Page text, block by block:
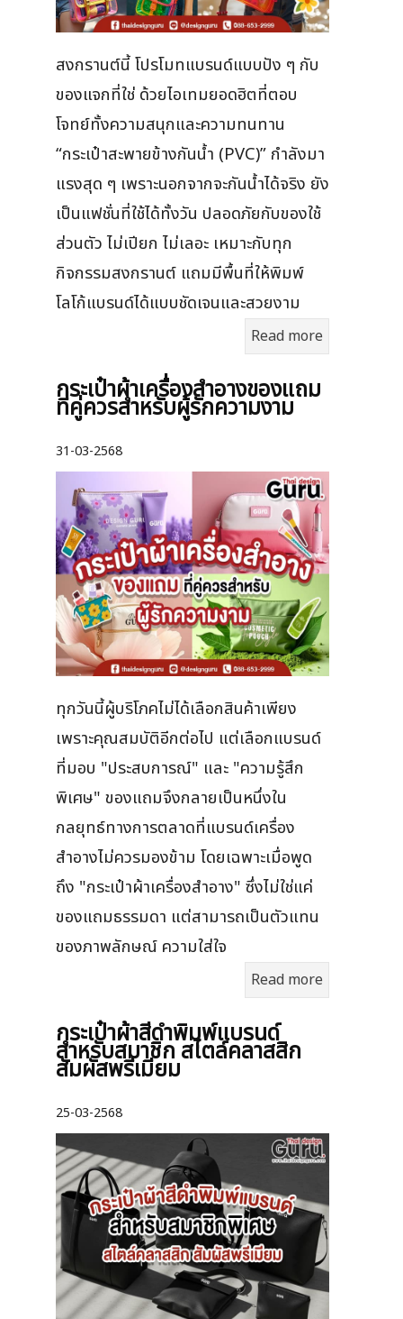
สงกรานต์นี้ โปรโมทแบรนด์แบบปัง ๆ กับ
ของแจกที่ใช่ ด้วยไอเทมยอดฮิตที่ตอบ
โจทย์ทั้งความสนุกและความทนทาน
“กระเป๋าสะพายข้างกันน้ำ (PVC)” กำลังมา
แรงสุด ๆ เพราะนอกจากจะกันน้ำได้จริง ยัง
เป็นแฟชั่นที่ใช้ได้ทั้งวัน ปลอดภัยกับของใช้
ส่วนตัว ไม่เปียก ไม่เลอะ เหมาะกับทุก
กิจกรรมสงกรานต์ แถมมีพื้นที่ให้พิมพ์
โลโก้แบรนด์ได้แบบชัดเจนและสวยงาม
Read more
กระเป๋าผ้าเครื่องสําอางของแถม
ที่คู่ควรสำหรับผู้รักความงาม
31-03-2568
ทุกวันนี้ผู้บริโภคไม่ได้เลือกสินค้าเพียง
เพราะคุณสมบัติอีกต่อไป แต่เลือกแบรนด์
ที่มอบ "ประสบการณ์" และ "ความรู้สึก
พิเศษ" ของแถมจึงกลายเป็นหนึ่งใน
กลยุทธ์ทางการตลาดที่แบรนด์เครื่อง
สำอางไม่ควรมองข้าม โดยเฉพาะเมื่อพูด
ถึง "กระเป๋าผ้าเครื่องสำอาง" ซึ่งไม่ใช่แค่
ของแถมธรรมดา แต่สามารถเป็นตัวแทน
ของภาพลักษณ์ ความใส่ใจ
Read more
กระเป๋าผ้าสีดำพิมพ์แบรนด์
สำหรับสมาชิก สไตล์คลาสสิก
สัมผัสพรีเมียม
25-03-2568